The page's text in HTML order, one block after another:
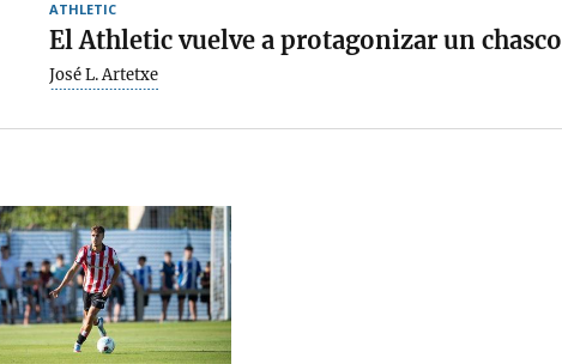
ATHLETIC
El Athletic vuelve a protagonizar un chasco
José L. Artetxe